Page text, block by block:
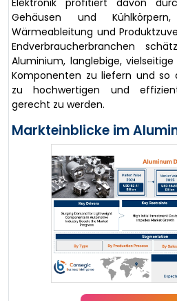
Elektronik profitiert davon
Gehäusen und
Wärmeableitung und
Endverbraucherbranchen
Aluminium, langlebige,
Komponenten zu liefern und so
zu hochwertigen und
gerecht zu werden.
Markteinblicke im